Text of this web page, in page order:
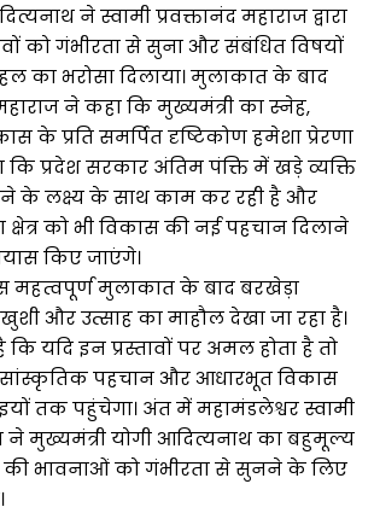
ने स्वामी प्रवक्तानंद महाराज द्वारा
को गंभीरता से सुना और संबंधित विषयों
का भरोसा दिलाया। मुलाकात के बाद
ने कहा कि मुख्यमंत्री का स्नेह,
के प्रति समर्पित दृष्टिकोण हमेशा प्रेरणा
कि प्रदेश सरकार अंतिम पंक्ति में खड़े व्यक्ति
के लक्ष्य के साथ काम कर रही है और
क्षेत्र को भी विकास की नई पहचान दिलाने
किए जाएंगे।
महत्वपूर्ण मुलाकात के बाद बरखेड़ा
खुशी और उत्साह का माहौल देखा जा रहा है।
यदि इन प्रस्तावों पर अमल होता है तो
सांस्कृतिक पहचान और आधारभूत विकास
तक पहुंचेगा। अंत में महामंडलेश्वर स्वामी
ने मुख्यमंत्री योगी आदित्यनाथ का बहुमूल्य
की भावनाओं को गंभीरता से सुनने के लिए